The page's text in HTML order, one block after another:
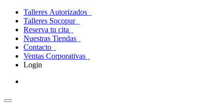
Talleres Autorizados
Talleres Socopur
Reserva tu cita
Nuestras Tiendas
Contacto
Ventas Corporativas
Login